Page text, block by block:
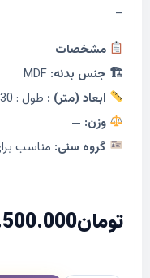
–
مشخصات
🏗 جنس بدنه:
ابعاد (متر) : طول : 1.30 عرض : 80 ارتفاع: 1.5
وزن: —
گروه سنی: مناسب
تومان